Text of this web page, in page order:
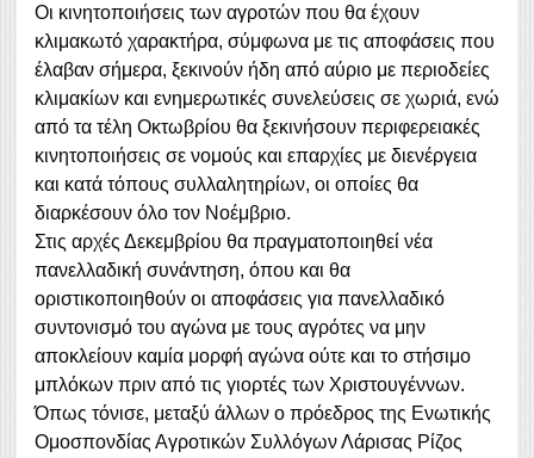
Οι κινητοποιήσεις των αγροτών που θα έχουν
κλιμακωτό χαρακτήρα, σύμφωνα με τις αποφάσεις που
έλαβαν σήμερα, ξεκινούν ήδη από αύριο με περιοδείες
κλιμακίων και ενημερωτικές συνελεύσεις σε χωριά, ενώ
από τα τέλη Οκτωβρίου θα ξεκινήσουν περιφερειακές
κινητοποιήσεις σε νομούς και επαρχίες με διενέργεια
και κατά τόπους συλλαλητηρίων, οι οποίες θα
διαρκέσουν όλο τον Νοέμβριο.
Στις αρχές Δεκεμβρίου θα πραγματοποιηθεί νέα
πανελλαδική συνάντηση, όπου και θα
οριστικοποιηθούν οι αποφάσεις για πανελλαδικό
συντονισμό του αγώνα με τους αγρότες να μην
αποκλείουν καμία μορφή αγώνα ούτε και το στήσιμο
μπλόκων πριν από τις γιορτές των Χριστουγέννων.
Όπως τόνισε, μεταξύ άλλων ο πρόεδρος της Ενωτικής
Ομοσπονδίας Αγροτικών Συλλόγων Λάρισας Ρίζος